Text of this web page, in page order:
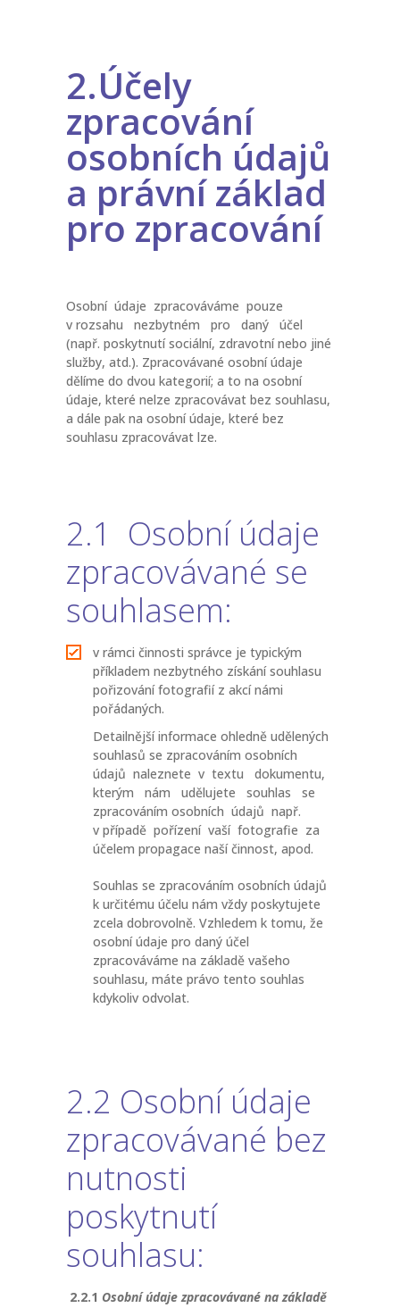
2.Účely
zpracování
osobních údajů
a právní základ
pro zpracování
Osobní údaje zpracováváme pouze
v rozsahu nezbytném pro daný účel
(např. poskytnutí sociální, zdravotní nebo jiné
služby, atd.). Zpracovávané osobní údaje
dělíme do dvou kategorií; a to na osobní
údaje, které nelze zpracovávat bez souhlasu,
a dále pak na osobní údaje, které bez
souhlasu zpracovávat lze.
2.1 Osobní údaje
zpracovávané se
souhlasem:
v rámci činnosti správce je typickým
příkladem nezbytného získání souhlasu
pořizování fotografií z akcí námi
pořádaných.
Detailnější informace ohledně udělených
souhlasů se zpracováním osobních
údajů naleznete v textu dokumentu,
kterým nám udělujete souhlas se
zpracováním osobních údajů např.
v případě pořízení vaší fotografie za
účelem propagace naší činnost, apod.
Souhlas se zpracováním osobních údajů
k určitému účelu nám vždy poskytujete
zcela dobrovolně. Vzhledem k tomu, že
osobní údaje pro daný účel
zpracováváme na základě vašeho
souhlasu, máte právo tento souhlas
kdykoliv odvolat.
2.2 Osobní údaje
zpracovávané bez
nutnosti
poskytnutí
souhlasu:
2.2.1 Osobní údaje zpracovávané na základě